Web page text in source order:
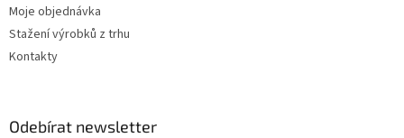
Moje objednávka
Stažení výrobků z trhu
Kontakty
Odebírat newsletter